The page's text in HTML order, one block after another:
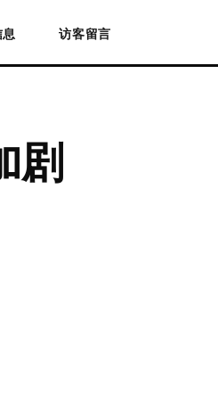
访客留言
剧